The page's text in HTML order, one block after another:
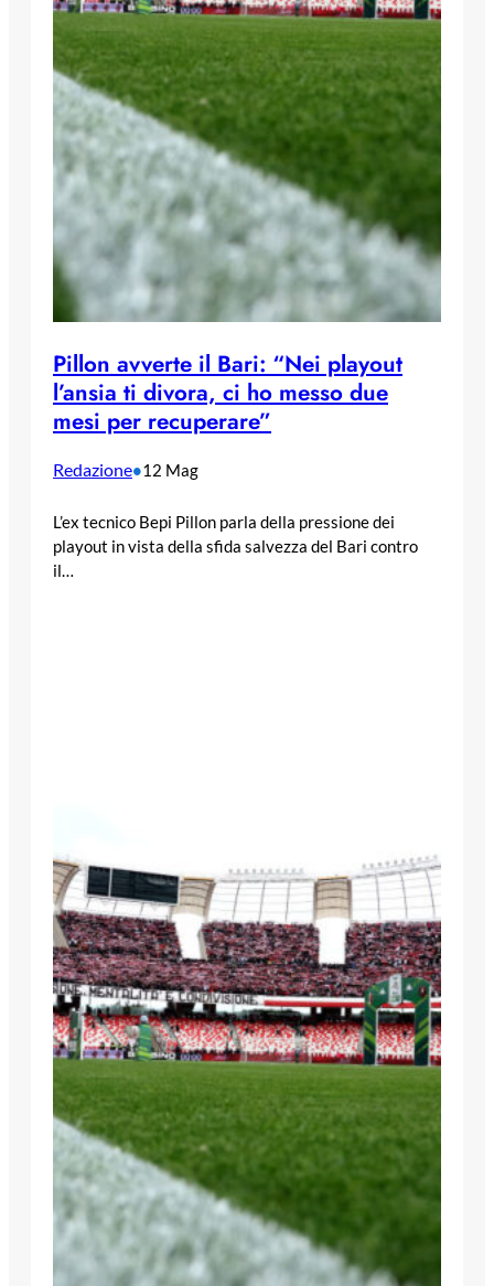
Pillon avverte il Bari: “Nei playout
l’ansia ti divora, ci ho messo due
mesi per recuperare”
Redazione•12 Mag
L’ex tecnico Bepi Pillon parla della pressione dei
playout in vista della sfida salvezza del Bari contro
il…